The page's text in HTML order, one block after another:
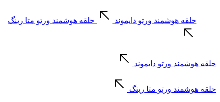
حلقه هوشمند ورتو دایموند حلقه هوشمند ورتو متا رینگ
حلقه هوشمند ورتو دایموند
حلقه هوشمند ورتو متا رینگ